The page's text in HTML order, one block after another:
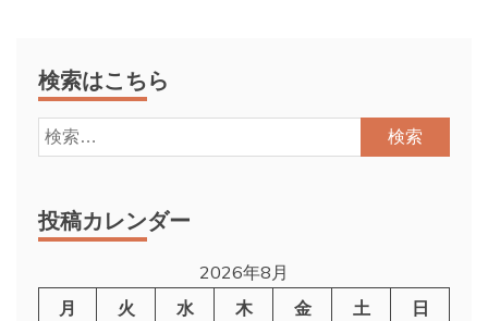
検索はこちら
検
索:
投稿カレンダー
2026年8月
月
火 水 木 金 土
日